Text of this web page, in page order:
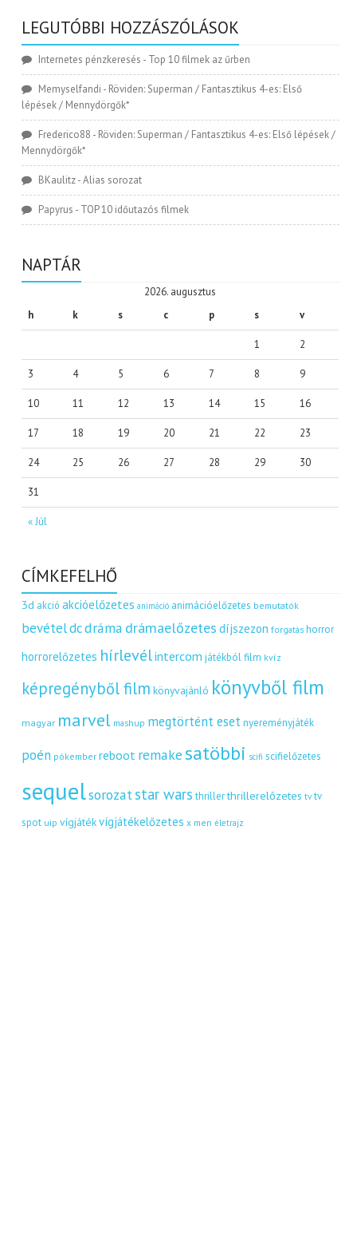
LEGUTÓBBI HOZZÁSZÓLÁSOK
Internetes pénzkeresés - Top 10 filmek az űrben
Memyselfandi - Röviden: Superman / Fantasztikus 4-es: Első
lépések / Mennydörgők*
Frederico88 - Röviden: Superman / Fantasztikus 4-es: Első lépések /
Mennydörgők*
BKaulitz-Alias sorozat
Papyrus - TOP 10 időutazós filmek
NAPTÁR
2026. augusztus
h
k s c p s v
« Júl
1 2
3 4 5 6 7 8 9
10 11 12 13 14 15 16
17 18 19 20 21 22 23
24 25 26 27 28 29 30
31
CÍMKEFELHŐ
3d akció akcióelőzetes animáció animációelőzetes bemutatók
bevételdcdráma drámaelőzetes díjszezon forgatás horror
horrorelőzetes hírlevélintercom játékból film kvíz
képregényből film könyvajánló könyvből film
magyar marvel mashup megtörtént eset nyereményjáték
poén pókember reboot remakesatöbbi scifi scifielőzetes
sequelsorozatstar wars thriller thrillerelőzetes tv tv
spot uip vígjátékvígjátékelőzetes x men életrajz